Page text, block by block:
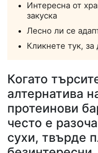
Интересна от
закуска
Лесно ли се
Кликнете тук, за
Когато
алтернатива
протеинови
често е
сухи, твърде